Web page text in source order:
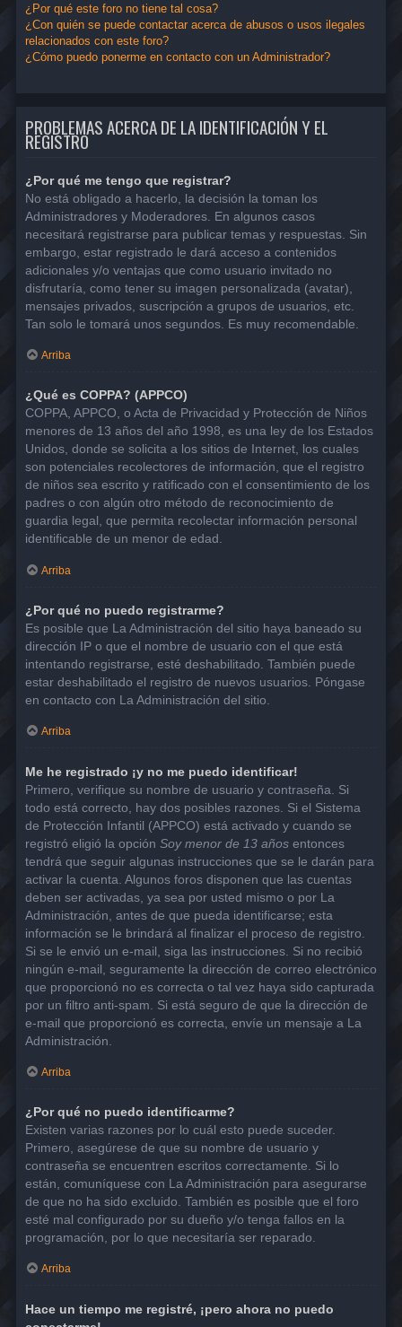
¿Por qué este foro no tiene tal cosa?
¿Con quién se puede contactar acerca de abusos o usos ilegales
relacionados con este foro?
¿Cómo puedo ponerme en contacto con un Administrador?
PROBLEMAS ACERCA DE LA IDENTIFICACIÓN Y EL
REGISTRO
¿Por qué me tengo que registrar?
No está obligado a hacerlo, la decisión la toman los
Administradores y Moderadores. En algunos casos
necesitará registrarse para publicar temas y respuestas. Sin
embargo, estar registrado le dará acceso a contenidos
adicionales y/o ventajas que como usuario invitado no
disfrutaría, como tener su imagen personalizada (avatar),
mensajes privados, suscripción a grupos de usuarios, etc.
Tan solo le tomará unos segundos. Es muy recomendable.
Arriba
¿Qué es COPPA? (APPCO)
COPPA, APPCO, o Acta de Privacidad y Protección de Niños
menores de 13 años del año 1998, es una ley de los Estados
Unidos, donde se solicita a los sitios de Internet, los cuales
son potenciales recolectores de información, que el registro
de niños sea escrito y ratificado con el consentimiento de los
padres o con algún otro método de reconocimiento de
guardia legal, que permita recolectar información personal
identificable de un menor de edad.
Arriba
¿Por qué no puedo registrarme?
Es posible que La Administración del sitio haya baneado su
dirección IP o que el nombre de usuario con el que está
intentando registrarse, esté deshabilitado. También puede
estar deshabilitado el registro de nuevos usuarios. Póngase
en contacto con La Administración del sitio.
Arriba
Me he registrado ¡y no me puedo identificar!
Primero, verifique su nombre de usuario y contraseña. Si
todo está correcto, hay dos posibles razones. Si el Sistema
de Protección Infantil (APPCO) está activado y cuando se
registró eligió la opción Soy menor de 13 años entonces
tendrá que seguir algunas instrucciones que se le darán para
activar la cuenta. Algunos foros disponen que las cuentas
deben ser activadas, ya sea por usted mismo o por La
Administración, antes de que pueda identificarse; esta
información se le brindará al finalizar el proceso de registro.
Si se le envió un e-mail, siga las instrucciones. Si no recibió
ningún e-mail, seguramente la dirección de correo electrónico
que proporcionó no es correcta o tal vez haya sido capturada
por un filtro anti-spam. Si está seguro de que la dirección de
e-mail que proporcionó es correcta, envíe un mensaje a La
Administración.
Arriba
¿Por qué no puedo identificarme?
Existen varias razones por lo cuál esto puede suceder.
Primero, asegúrese de que su nombre de usuario y
contraseña se encuentren escritos correctamente. Si lo
están, comuníquese con La Administración para asegurarse
de que no ha sido excluido. También es posible que el foro
esté mal configurado por su dueño y/o tenga fallos en la
programación, por lo que necesitaría ser reparado.
Arriba
Hace un tiempo me registré, ¡pero ahora no puedo